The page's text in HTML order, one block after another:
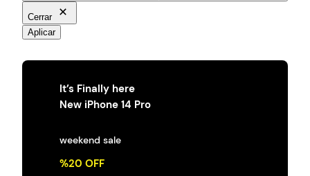
Cerrar
Aplicar
It’s Finally here
New iPhone 14 Pro
weekend sale
%20 OFF